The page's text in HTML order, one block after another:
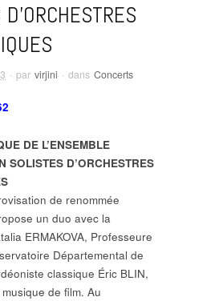
· par virjini · dans Concerts
DE L’ENSEMBLE
SOLISTES D’ORCHESTRES
de renommée
un duo avec la
ERMAKOVA, Professeure
Départemental de
classique Éric BLIN,
de film. Au